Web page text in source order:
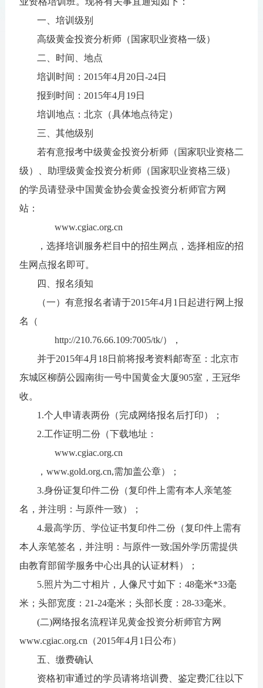
一、培训级别
高级黄金投资分析师（国家职业资格一级）
二、时间、地点
培训时间：2015年4月20日-24日
报到时间：2015年4月19日
培训地点：北京（具体地点待定）
三、其他级别
若有意报考中级黄金投资分析师（国家职业资格二
级）、助理级黄金投资分析师（国家职业资格三级）
的学员请登录中国黄金协会黄金投资分析师官方网
站：
www.cgiac.org.cn
，选择培训服务栏目中的招生网点，选择相应的招
生网点报名即可。
四、报名须知
（一）有意报名者请于2015年4月1日起进行网上报
名（
http://210.76.66.109:7005/tk/），
并于2015年4月18日前将报考资料邮寄至：北京市
东城区柳荫公园南街一号中国黄金大厦905室，王冠华
收。
1.个人申请表两份（完成网络报名后打印）；
2.工作证明二份（下载地址：
www.cgiac.org.cn
，www.gold.org.cn,需加盖公章）；
3.身份证复印件二份（复印件上需有本人亲笔签
名，并注明：与原件一致）；
4.最高学历、学位证书复印件二份（复印件上需有
本人亲笔签名，并注明：与原件一致;国外学历需提供
由教育部留学服务中心出具的认证材料）；
5.照片为二寸相片，人像尺寸如下：48毫米*33毫
米；头部宽度：21-24毫米；头部长度：28-33毫米。
(二)网络报名流程详见黄金投资分析师官方网
www.cgiac.org.cn（2015年4月1日公布）
五、缴费确认
资格初审通过的学员请将培训费、鉴定费汇往以下